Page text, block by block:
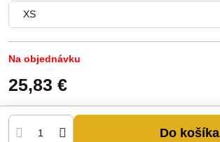
Na objednávku
25,83 €
Do košíka